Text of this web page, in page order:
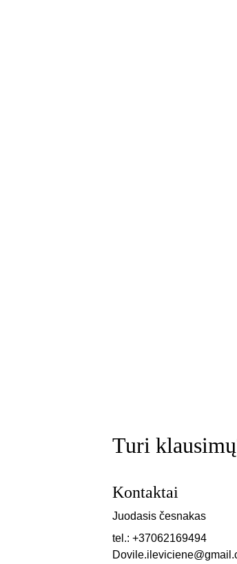
Turi
Kontaktai
Juodasis česnakas
tel.: +37062169494